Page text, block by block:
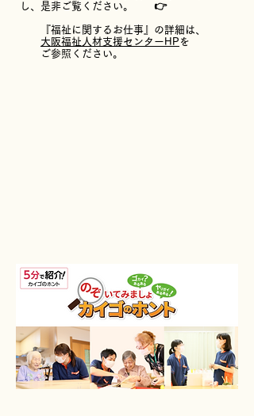
し、是非ご覧く ださい。 ​ 👉
『福祉に関するお仕事』の詳細は、
大阪福祉人材支援センターHP を
ご参照ください。
【TOPICS】